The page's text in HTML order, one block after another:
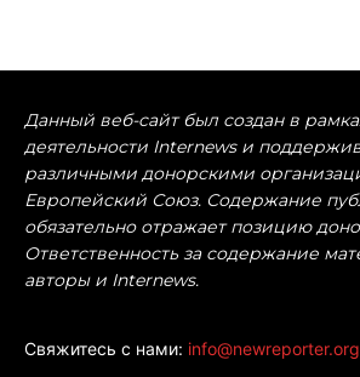
Данный веб-сайт был создан в
деятельности Internews и
различными донорскими
Европейский Союз. Содержание
обязательно отражает позицию
Ответственность за содержание
авторы и Internews.
Свяжитесь с нами: info@newreporter.org